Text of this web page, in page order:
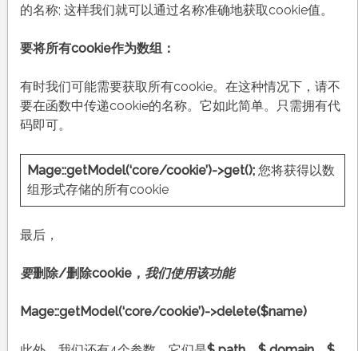
的名称; 这样我们就可以通过名称准确地获取cookie值。
要将所有cookie作为数组：
有时我们可能需要获取所有cookie。在这种情况下，请不
要在函数中传递cookie的名称。它如此简单。只需拥有代
码即可。
Mage::getModel(‘core/cookie’)->get();您将获得以数
组形式存储的所有cookie
最后，
要删除/删除cookie， 我们使用该功能
Mage::getModel(‘core/cookie’)->delete($name)